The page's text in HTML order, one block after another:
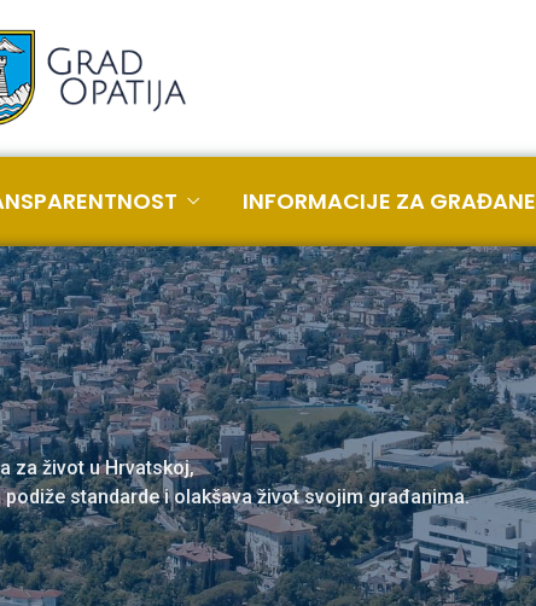
INFORMACIJE ZA GRAĐANE
za život u Hrvatskoj,
standarde i olakšava život svojim građanima.